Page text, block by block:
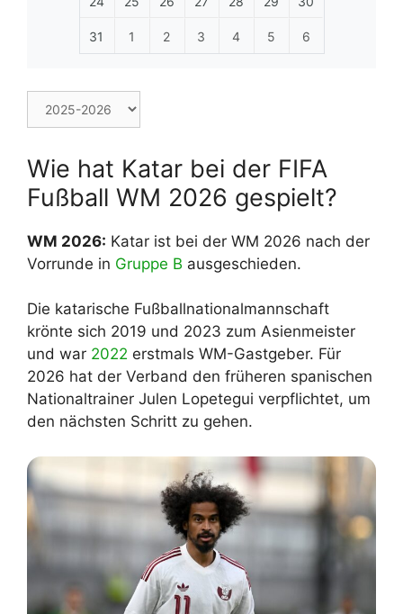
31 1 2 3 4 5 6
Wie hat Katar bei der FIFA
Fußball WM 2026 gespielt?
WM 2026: Katar ist bei der WM 2026 nach der
Vorrunde in Gruppe B ausgeschieden.
Die katarische Fußballnationalmannschaft
krönte sich 2019 und 2023 zum Asienmeister
und war 2022 erstmals WM-Gastgeber. Für
2026 hat der Verband den früheren spanischen
Nationaltrainer Julen Lopetegui verpflichtet, um
den nächsten Schritt zu gehen.